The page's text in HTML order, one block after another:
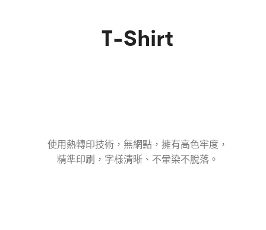
T-Shirt
使用熱轉印技術，無網點，擁有高色牢度，
精準印刷，字樣清晰、不暈染不脫落。